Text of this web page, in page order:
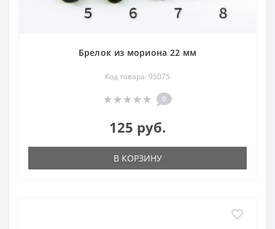
Брелок из мориона 22 мм
Код товара: 95075
0
125 руб.
В КОРЗИНУ